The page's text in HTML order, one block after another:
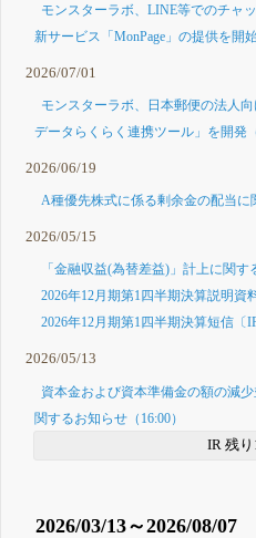
モンスターラボ、LINE等でのチャ
新サービス「MonPage」の提供を開始
2026/07/01
モンスターラボ、日本郵便の法人
データらくらく連携ツール」を開発（
2026/06/19
A種優先株式に係る剰余金の配当に
2026/05/15
「金融収益(為替差益)」計上に関す
2026年12月期第1四半期決算説明資
2026年12月期第1四半期決算短信〔
2026/05/13
資本金および資本準備金の額の減
関するお知らせ（16:00）
IR 残
2026/03/13～2026/08/07